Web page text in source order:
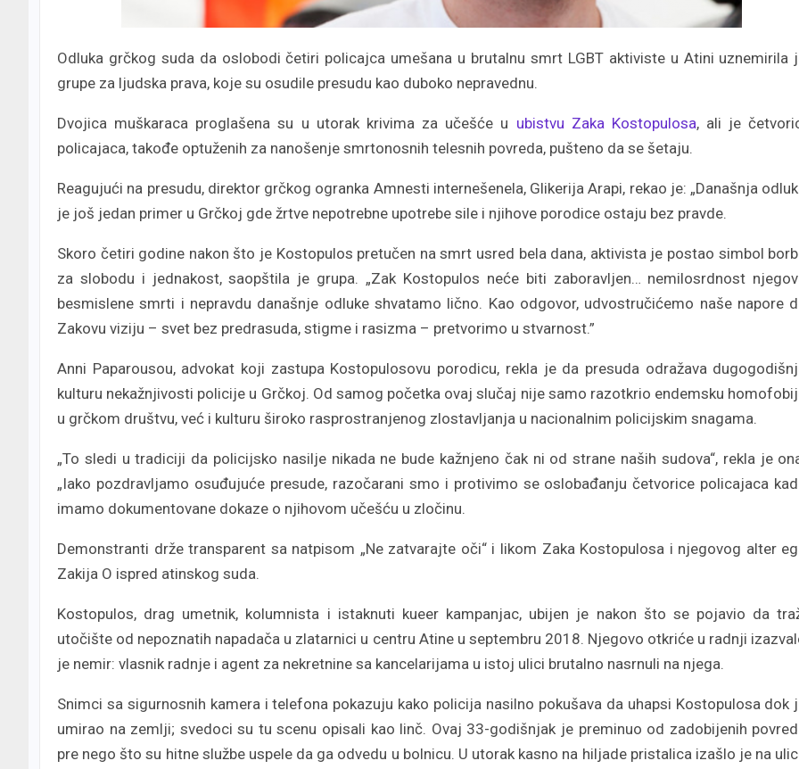
Odluka grčkog suda da oslobodi četiri policajca umešana u brutalnu smrt LGBT aktiviste u Atini uznemirila
grupe za ljudska prava, koje su osudile presudu kao duboko nepravednu.
Dvojica muškaraca proglašena su u utorak krivima za učešće u ubistvu Zaka ​​Kostopulosa, ali je
policajaca, takođe optuženih za nanošenje smrtonosnih telesnih povreda, pušteno da se šetaju.
Reagujući na presudu, direktor grčkog ogranka Amnesti internešenela, Glikerija Arapi, rekao je: „Današnja
je još jedan primer u Grčkoj gde žrtve nepotrebne upotrebe sile i njihove porodice ostaju bez pravde.
Skoro četiri godine nakon što je Kostopulos pretučen na smrt usred bela dana, aktivista je postao simbol
za slobodu i jednakost, saopštila je grupa. „Zak Kostopulos neće biti zaboravljen… nemilosrdnost
besmislene smrti i nepravdu današnje odluke shvatamo lično. Kao odgovor, udvostručićemo naše napore
Zakovu viziju – svet bez predrasuda, stigme i rasizma – pretvorimo u stvarnost.”
Anni Paparousou, advokat koji zastupa Kostopulosovu porodicu, rekla je da presuda odražava
kulturu nekažnjivosti policije u Grčkoj. Od samog početka ovaj slučaj nije samo razotkrio endemsku
u grčkom društvu, već i kulturu široko rasprostranjenog zlostavljanja u nacionalnim policijskim snagama.
„To sledi u tradiciji da policijsko nasilje nikada ne bude kažnjeno čak ni od strane naših sudova“, rekla je
„Iako pozdravljamo osuđujuće presude, razočarani smo i protivimo se oslobađanju četvorice policajaca
imamo dokumentovane dokaze o njihovom učešću u zločinu.
Demonstranti drže transparent sa natpisom „Ne zatvarajte oči“ i likom Zaka ​​Kostopulosa i njegovog alter
Zakija O ispred atinskog suda.
Kostopulos, drag umetnik, kolumnista i istaknuti kueer kampanjac, ubijen je nakon što se pojavio da
utočište od nepoznatih napadača u zlatarnici u centru Atine u septembru 2018. Njegovo otkriće u radnji
je nemir: vlasnik radnje i agent za nekretnine sa kancelarijama u istoj ulici brutalno nasrnuli na njega.
Snimci sa sigurnosnih kamera i telefona pokazuju kako policija nasilno pokušava da uhapsi Kostopulosa dok
umirao na zemlji; svedoci su tu scenu opisali kao linč. Ovaj 33-godišnjak je preminuo od zadobijenih
pre nego što su hitne službe uspele da ga odvedu u bolnicu. U utorak kasno na hiljade pristalica izašlo je na